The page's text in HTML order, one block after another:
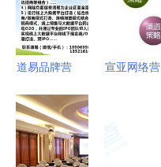
动品牌增长
道易品牌营
赋能企业增
长，构建市
场新格局
宣亚网络营